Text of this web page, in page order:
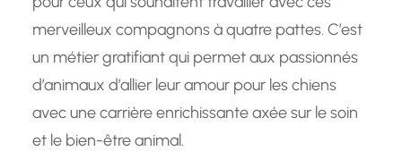
merveilleux compagnons à quatre pattes. C’est
un métier gratifiant qui permet aux passionnés
d’animaux d’allier leur amour pour les chiens
avec une carrière enrichissante axée sur le soin
et le bien-être animal.